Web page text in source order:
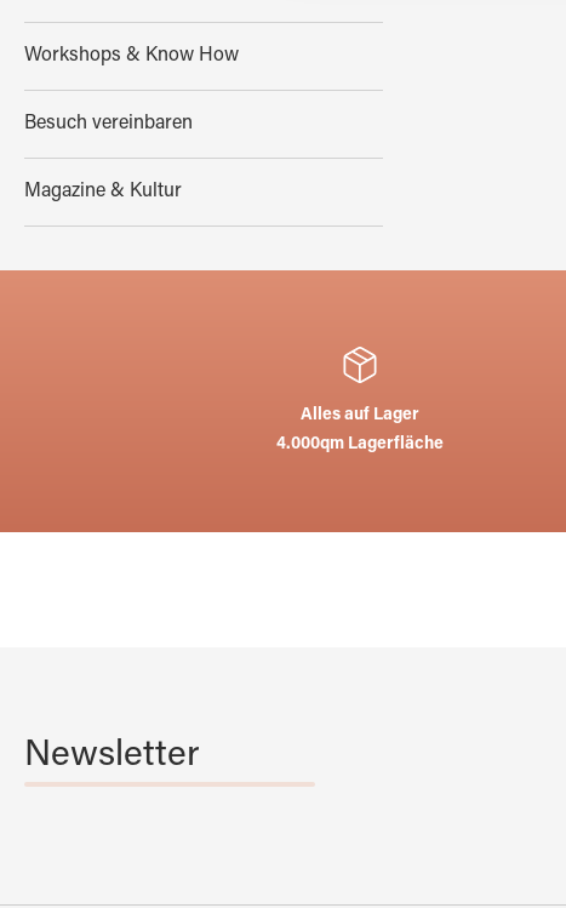
Workshops & Know How
Besuch vereinbaren
Magazine & Kultur
Alles auf Lager
4.000qm Lagerfläche
Newsletter